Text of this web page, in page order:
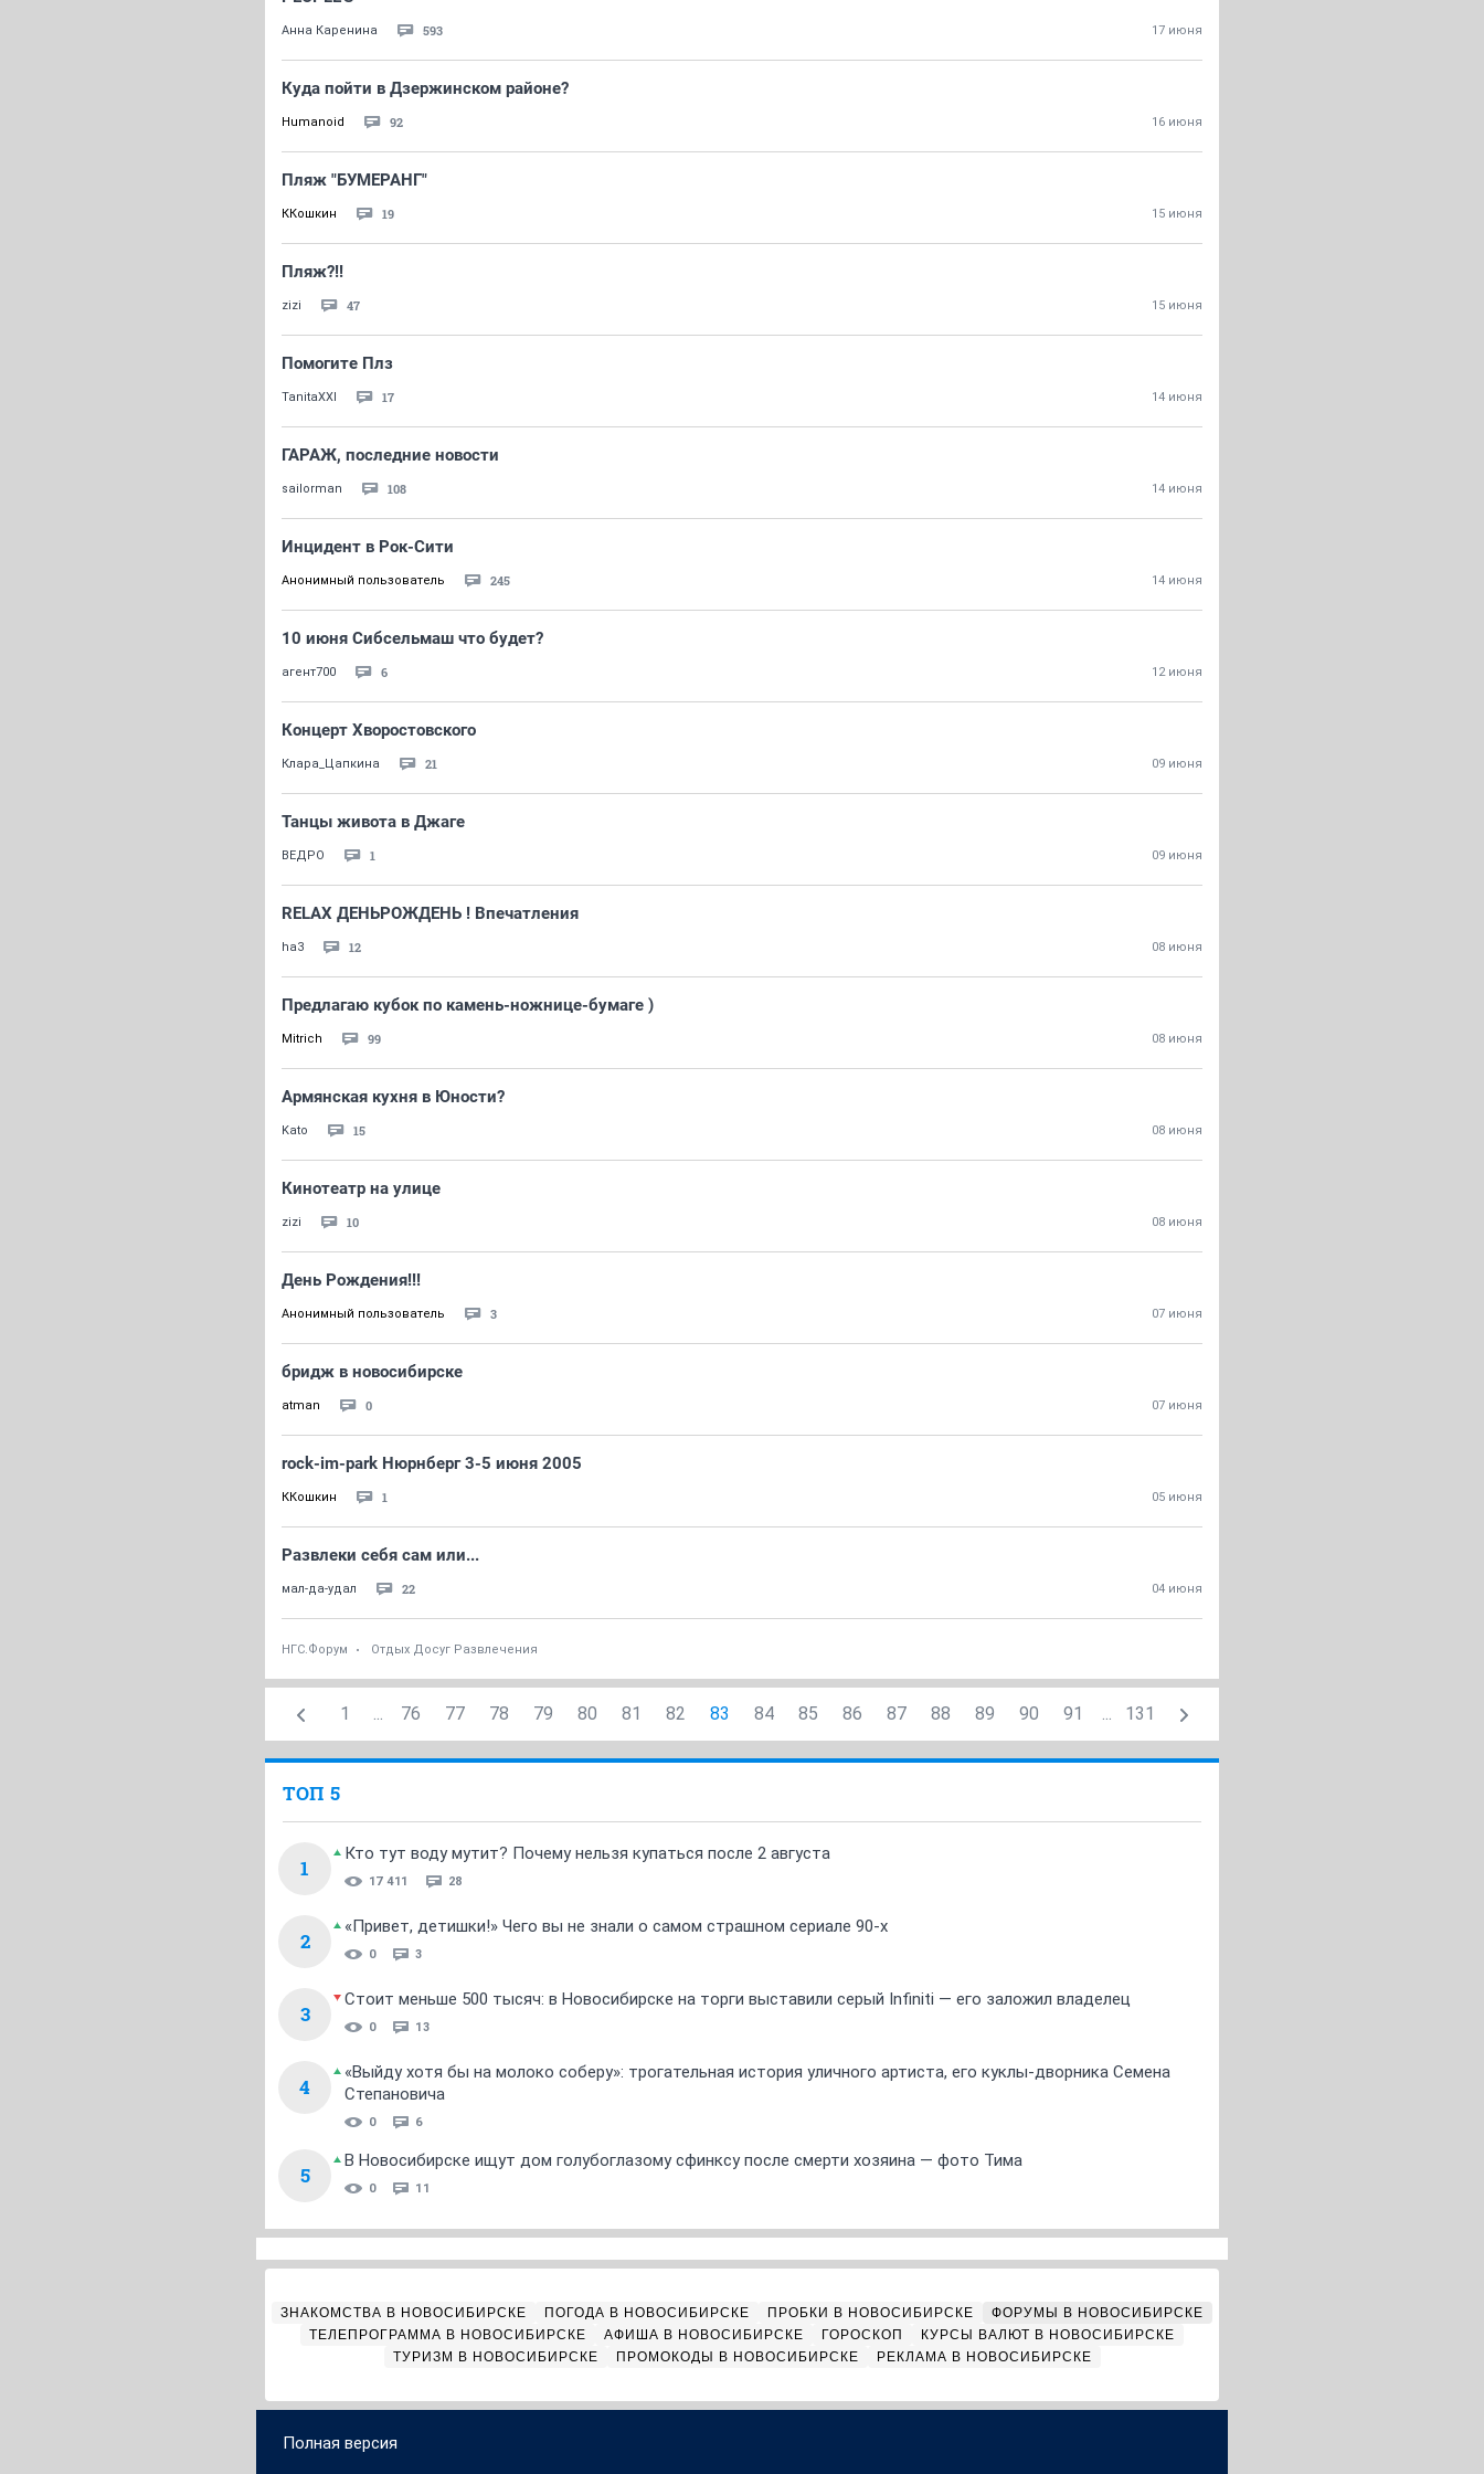
Анна Каренина 593 17 июня
Куда пойти в Дзержинском районе?
Humanoid 92 16 июня
Пляж "БУМЕРАНГ"
ККошкин 19 15 июня
Пляж?!!
zizi 47 15 июня
Помогите Плз
TanitaXXI 17 14 июня
ГАРАЖ, последние новости
sailorman 108 14 июня
Инцидент в Рок-Сити
Анонимный пользователь 245 14 июня
10 июня Сибсельмаш что будет?
агент700 6 12 июня
Концерт Хворостовского
Клара_Цапкина 21 09 июня
Танцы живота в Джаге
ВЕДРО 1 09 июня
RELAX ДЕНЬРОЖДЕНЬ ! Впечатления
ha3 12 08 июня
Предлагаю кубок по камень-ножнице-бумаге )
Mitrich 99 08 июня
Армянская кухня в Юности?
Kato 15 08 июня
Кинотеатр на улице
zizi 10 08 июня
День Рождения!!!
Анонимный пользователь 3 07 июня
бридж в новосибирске
atman 0 07 июня
rock-im-park Нюрнберг 3-5 июня 2005
ККошкин 1 05 июня
Развлеки себя сам или...
мал-да-удал 22 04 июня
НГС.Форум Отдых Досуг Развлечения
1 ... 76 77 78 79 80 81 82 83 84 85 86 87 88 89 90 91 ... 131
ТОП 5
1
Кто тут воду мутит? Почему нельзя купаться после 2 августа
17 411 28
2
«Привет, детишки!» Чего вы не знали о самом страшном сериале 90-х
0 3
3
Стоит меньше 500 тысяч: в Новосибирске на торги выставили серый Infiniti — его заложил владелец
0 13
4
«Выйду хотя бы на молоко соберу»: трогательная история уличного артиста, его куклы-дворника Семена
Степановича
0 6
5
В Новосибирске ищут дом голубоглазому сфинксу после смерти хозяина — фото Тима
0 11
ЗНАКОМСТВА В НОВОСИБИРСКЕ ПОГОДА В НОВОСИБИРСКЕ ПРОБКИ В НОВОСИБИРСКЕ
ФОРУМЫ В НОВОСИБИРСКЕ
ТЕЛЕПРОГРАММА В НОВОСИБИРСКЕ
АФИША В НОВОСИБИРСКЕ ГОРОСКОП
КУРСЫ ВАЛЮТ В НОВОСИБИРСКЕ
ТУРИЗМ В НОВОСИБИРСКЕ
ПРОМОКОДЫ В НОВОСИБИРСКЕ РЕКЛАМА В НОВОСИБИРСКЕ
Полная версия